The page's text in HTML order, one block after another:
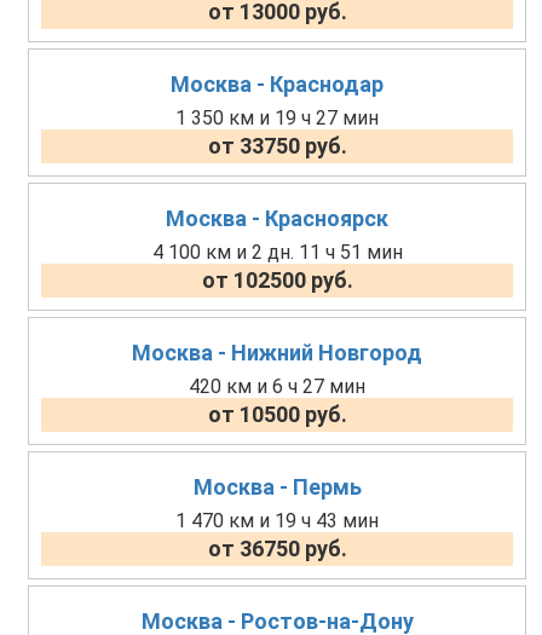
от 13000 руб.
Москва - Краснодар
1 350 км и 19 ч 27 мин
от 33750 руб.
Москва - Красноярск
4 100 км и 2 дн. 11 ч 51 мин
от 102500 руб.
Москва - Нижний Новгород
420 км и 6 ч 27 мин
от 10500 руб.
Москва - Пермь
1 470 км и 19 ч 43 мин
от 36750 руб.
Москва - Ростов-на-Дону